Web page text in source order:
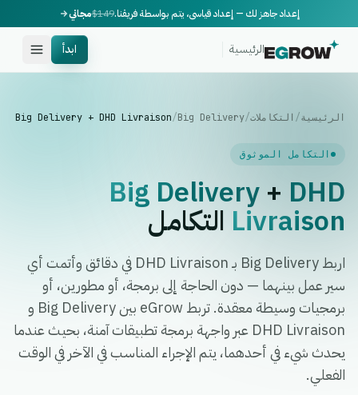
إعداد جاهز لك — إعداد قياسي، يتم بواسطة فريقنا.$149مجاني
الرئيسية ابدأ
الرئيسية/ التكاملات/
Big Delivery
/
Big Delivery + DHD Livraison
التكامل الموثوق
Big Delivery+ DHD
Livraison التكامل
اربط Big Delivery بـ DHD Livraison في دقائق وأتمت أي
سير عمل بينهما — دون الحاجة إلى برمجة، أو مطورين، أو
برمجيات وسيطة معقدة. تربط eGrow بين Big Delivery و
DHD Livraison عبر واجهة برمجة تطبيقات آمنة، بحيث عندما
يحدث شيء في أحدهما، يتم الإجراء المناسب في الآخر في الوقت
الفعلي.